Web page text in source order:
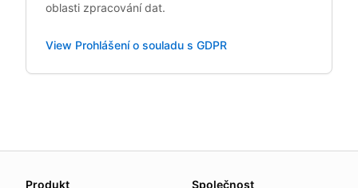
oblasti zpracování dat.
View Prohlášení o souladu s GDPR
Produkt Společnost